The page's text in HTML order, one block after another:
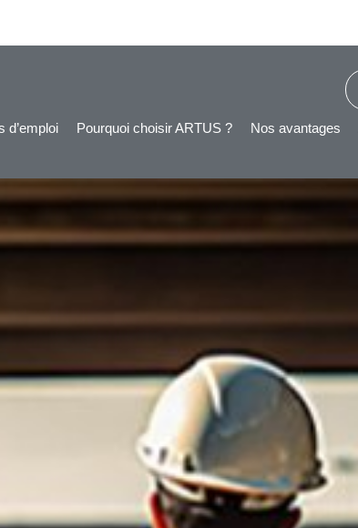
d’emploi Pourquoi choisir ARTUS ? Nos avantages